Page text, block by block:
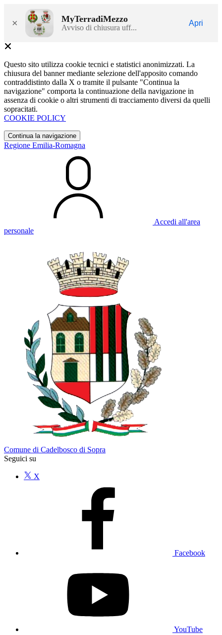
× MyTerradiMezzo
Avviso di chiusura uff...
Apri
Questo sito utilizza cookie tecnici e statistici anonimizzati. La
chiusura del banner mediante selezione dell'apposito comando
contraddistinto dalla X o tramite il pulsante "Continua la
navigazione" comporta la continuazione della navigazione in
assenza di cookie o altri strumenti di tracciamento diversi da quelli
sopracitati.
COOKIE POLICY
Continua la navigazione
Regione Emilia-Romagna
Accedi all'area
personale
Comune di Cadelbosco di Sopra
Seguici su
X
Facebook
YouTube